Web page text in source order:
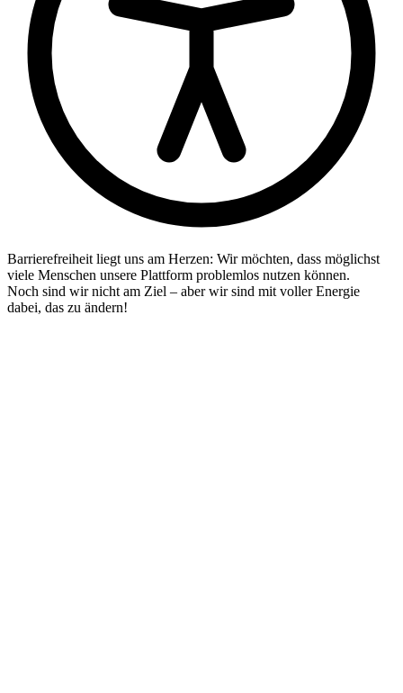
Barrierefreiheit liegt uns am Herzen: Wir möchten, dass möglichst
viele Menschen unsere Plattform problemlos nutzen können.
Noch sind wir nicht am Ziel – aber wir sind mit voller Energie
dabei, das zu ändern!